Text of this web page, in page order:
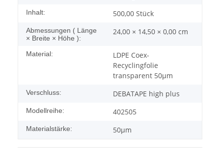
Inhalt: 500,00 Stück
Abmessungen ( Länge
× Breite × Höhe ):
24,00 × 14,50 × 0,00 cm
Material:
LDPE Coex-
Recyclingfolie
transparent 50μm
Verschluss: DEBATAPE high plus
Modellreihe: 402505
Materialstärke: 50μm